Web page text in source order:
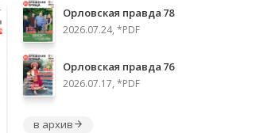
Орловская правда 78
2026.07.24, *PDF
Орловская правда 76
2026.07.17, *PDF
в архив